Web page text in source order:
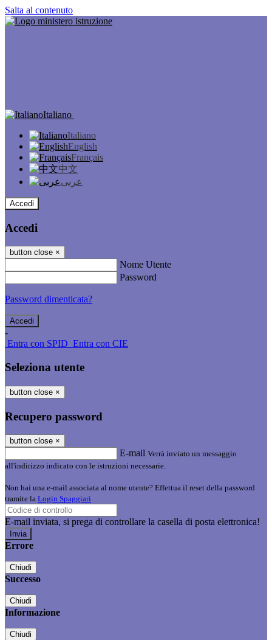
Salta al contenuto
Italiano
Italiano
English
Français
中文
عربى
Accedi
Accedi
button close ×
Nome Utente
Password
Password dimenticata?
-
Entra con SPID Entra con CIE
Seleziona utente
button close ×
Recupero password
button close ×
E-mail Verrà inviato un messaggio
all'indirizzo indicato con le istruzioni necessarie.
Non hai una e-mail associata al nome utente? Effettua il reset della password
tramite la Login Spaggiari
E-mail inviata, si prega di controllare la casella di posta elettronica!
Errore
Chiudi
Successo
Chiudi
Informazione
Chiudi